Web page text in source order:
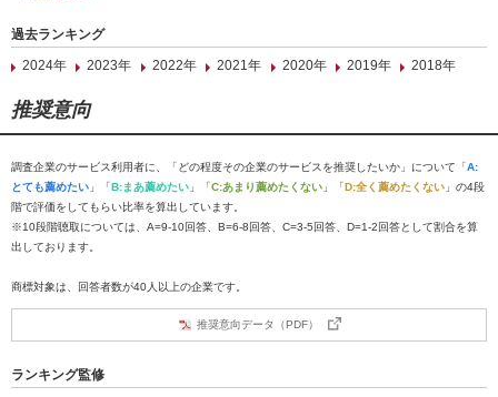
過去ランキング
2024年
2023年 2022年 2021年 2020年 2019年 2018年
推奨意向
調査企業のサービス利用者に、「どの程度その企業のサービスを推奨したいか」について「A:
とても薦めたい 」「B:まあ薦めたい 」「C:あまり薦めたくない 」「D:全く薦めたくない 」の4段
階で評価をしてもらい比率を算出しています。
※10段階聴取については、A=9-10回答、B=6-8回答、C=3-5回答、D=1-2回答として割合を算
出しております。
商標対象は、回答者数が40人以上の企業です。
推奨意向データ（PDF）
ランキング監修